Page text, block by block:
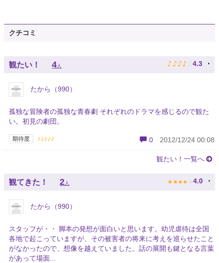
クチコミ
観たい！ 4人 ♪ ♪ ♪ ♪ ♪ 4.3
たから（990）
孤独な冒険者の孤独な青春劇 それぞれのドラマを感じるので観た
い。初見の劇団。
期待度 ♪♪♪♪♪ 0 2012/12/24 00:08
観たい！一覧へ
観てきた！ 2 人 ★ ★ ★ ★ ★ 4.0
たから（990）
スタッフが・・ 脚本の発想が面白いと思います。幼児虐待は全国
各地で起こっていますが、その被害者の将来に考えを巡らせたこと
がなかったので、想像を越えていました。話の展開も鍵となる言葉
があって場面...